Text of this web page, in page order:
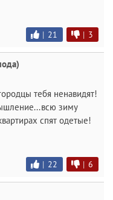
| 21 | 3
тебя ненавидят!
зиму
спят одетые!
| 22 | 6